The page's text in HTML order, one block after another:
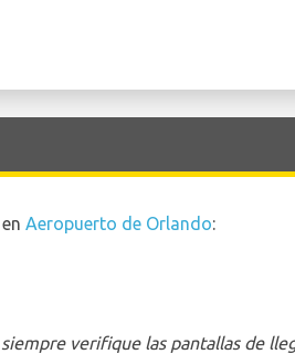
Aeropuerto de Orlando:
verifique las pantallas de